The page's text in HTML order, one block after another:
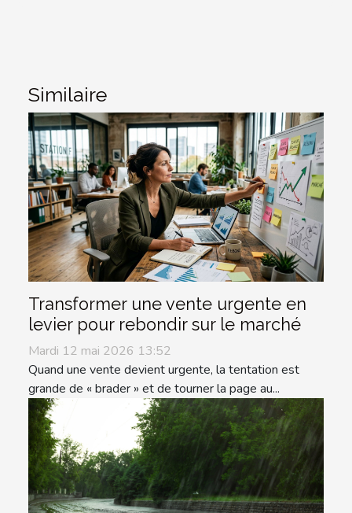
Similaire
Transformer une vente urgente en
levier pour rebondir sur le marché
Mardi 12 mai 2026 13:52
Quand une vente devient urgente, la tentation est
grande de « brader » et de tourner la page au...